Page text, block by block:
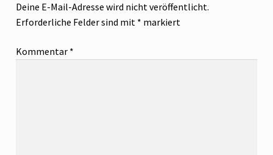
Deine E-Mail-Adresse wird nicht veröffentlicht.
Erforderliche Felder sind mit * markiert
Kommentar *